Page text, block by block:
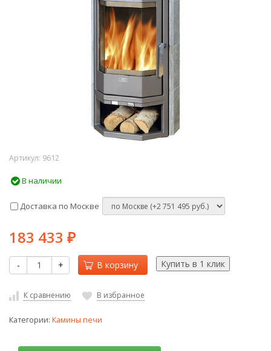
Артикул: 9612
В наличии
Доставка по Москве
183 433 ₽
- + В корзину
К сравнению В избранное
Категории: Камины печи